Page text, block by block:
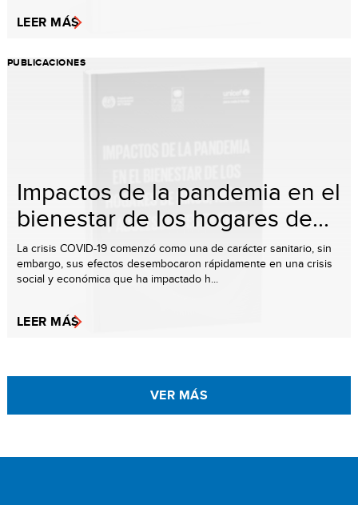
LEER MÁS
PUBLICACIONES
Impactos de la pandemia en el
bienestar de los hogares de...
La crisis COVID-19 comenzó como una de carácter sanitario, sin
embargo, sus efectos desembocaron rápidamente en una crisis
social y económica que ha impactado h...
LEER MÁS
VER MÁS